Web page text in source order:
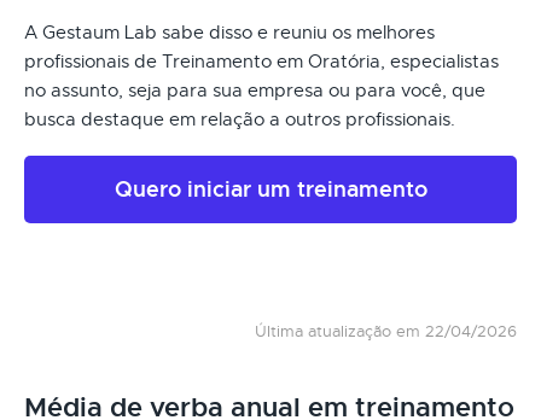
A Gestaum Lab sabe disso e reuniu os melhores
profissionais de Treinamento em Oratória, especialistas
no assunto, seja para sua empresa ou para você, que
busca destaque em relação a outros profissionais.
Quero iniciar um treinamento
Última atualização em 22/04/2026
Média de verba anual em treinamento